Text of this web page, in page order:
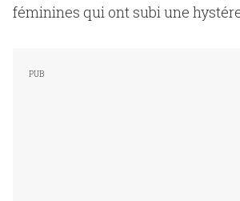
féminines qui ont subi une